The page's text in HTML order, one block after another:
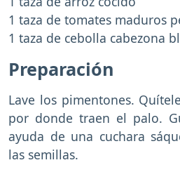
1 taza de tomates maduros
1 taza de cebolla cabezona
Preparación
Lave los pimentones.
por donde traen el palo.
ayuda de una cuchara
las semillas.